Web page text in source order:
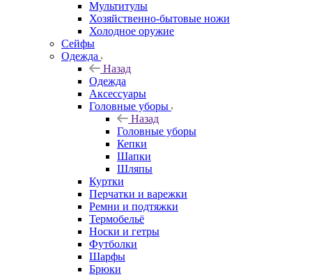
Мультитулы
Хозяйственно-бытовые ножи
Холодное оружие
Сейфы
Одежда
Назад
Одежда
Аксессуары
Головные уборы
Назад
Головные уборы
Кепки
Шапки
Шляпы
Куртки
Перчатки и варежки
Ремни и подтяжки
Термобельё
Носки и гетры
Футболки
Шарфы
Брюки